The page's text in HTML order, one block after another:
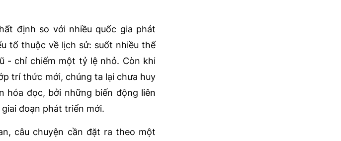
định so với nhiều quốc gia phát
tố thuộc về lịch sử: suốt nhiều thế
- chỉ chiếm một tỷ lệ nhỏ. Còn khi
trí thức mới, chúng ta lại chưa huy
hóa đọc, bởi những biến động liên
đoạn phát triển mới.
câu chuyện cần đặt ra theo một